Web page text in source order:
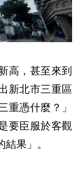
高，甚至來到
新北市三重區
重憑什麼？」
要臣服於客觀
果」。